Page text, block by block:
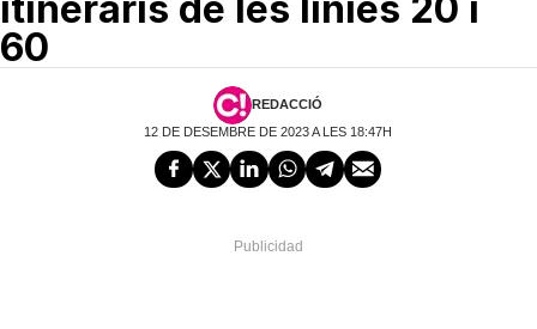
60
REDACCIÓ
12 DE DESEMBRE DE 2023 A LES 18:47H